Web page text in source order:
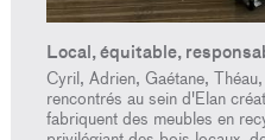
Local, équitable,
Cyril, Adrien, Gaétane,
rencontrés au sein d'Elan
fabriquent des meubles en